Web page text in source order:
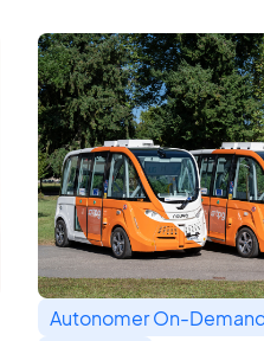
Autonomer On-